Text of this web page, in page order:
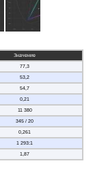
Значение
77,3
53,2
54,7
0,21
11 380
345 / 20
0,261
1 293:1
1,87